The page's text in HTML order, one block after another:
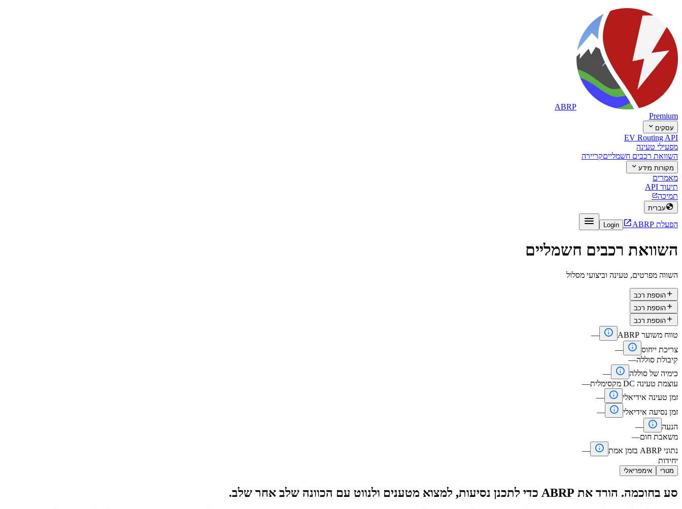
ABRP
Premium
עסקים 
EV Routing API
מפעילי טעינה
השוואת רכבים חשמלייםקריירה
מקורות מידע 
מאמרים
תיעוד API
תמיכה
עברית
הפעלת ABRP 
Login

השוואת רכבים חשמליים
השווה מפרטים, טעינה וביצועי מסלול
 הוספת רכב
 הוספת רכב
 הוספת רכב
טווח משוער ABRP 
—
צריכת ייחוס 
—
קיבולת סוללה—
כימיה של סוללה 
—
עוצמת טעינה DC מקסימלית
—
זמן טעינה אידיאלי 
—
זמן נסיעה אידיאלי 
—
הנעה 
—
משאבת חום—
נתוני ABRP בזמן אמת

—
יחידות
מטרי אימפריאלי
סע בחוכמה. הורד את ABRP כדי לתכנן נסיעות, למצוא מטענים ולנווט עם הכוונה שלב אחר שלב.